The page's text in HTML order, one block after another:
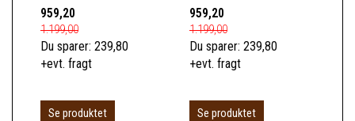
959,20
1.199,00
Du sparer: 239,80
+evt. fragt
Se produktet
959,20
1.199,00
Du sparer: 239,80
+evt. fragt
Se produktet